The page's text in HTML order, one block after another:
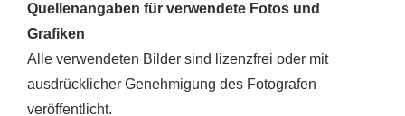
Quellenangaben für verwendete Fotos und
Grafiken
Alle verwendeten Bilder sind lizenzfrei oder mit
ausdrücklicher Genehmigung des Fotografen
veröffentlicht.